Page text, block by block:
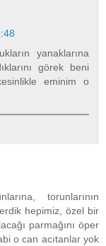
yanaklarına
görek beni
eminim o
torunlarının
hepimiz, özel bir
parmağını öper
o can acıtanlar yok